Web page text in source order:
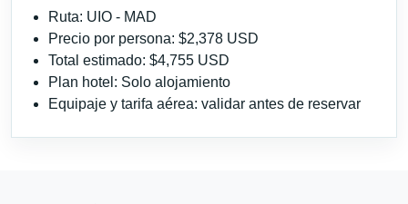
Ruta: UIO - MAD
Precio por persona: $2,378 USD
Total estimado: $4,755 USD
Plan hotel: Solo alojamiento
Equipaje y tarifa aérea: validar antes de reservar